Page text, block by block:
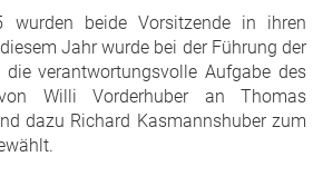
wurden beide Vorsitzende in ihren
Jahr wurde bei der Führung der
verantwortungsvolle Aufgabe des
Willi Vorderhuber an Thomas
dazu Richard Kasmannshuber zum